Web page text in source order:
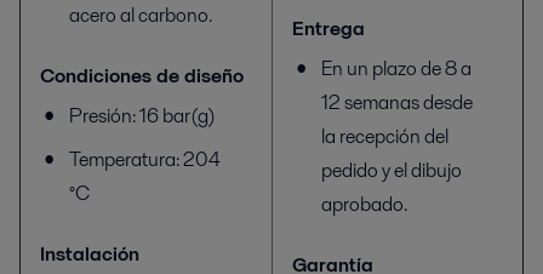
acero al carbono.
Condiciones de diseño
Presión: 16 bar(g)
Temperatura: 204
°C
Instalación
Entrega
En un plazo de 8 a
12 semanas desde
la recepción del
pedido y el dibujo
aprobado.
Garantía